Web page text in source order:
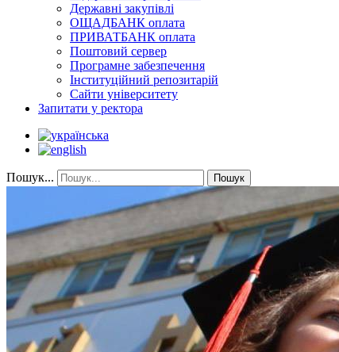
Державні закупівлі
ОЩАДБАНК оплата
ПРИВАТБАНК оплата
Поштовий сервер
Програмне забезпечення
Інституційний репозитарій
Сайти університету
Запитати у ректора
Пошук... Пошук